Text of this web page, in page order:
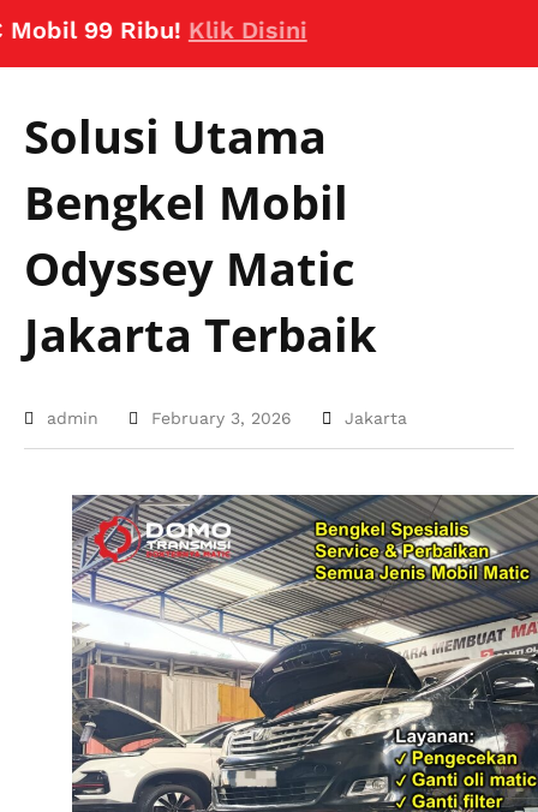
99 Ribu!Klik Disini
Solusi Utama
Bengkel Mobil
Odyssey Matic
Jakarta Terbaik
admin February 3, 2026 Jakarta